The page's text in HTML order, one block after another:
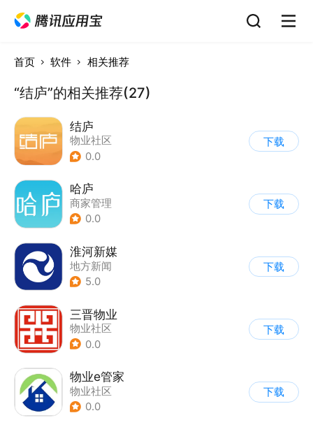
首页 软件 相关推荐
“结庐”的相关推荐(27)
结庐
物业社区
0.0
下载
哈庐
商家管理
0.0
下载
淮河新媒
地方新闻
5.0
下载
三晋物业
物业社区
0.0
下载
物业e管家
物业社区
0.0
下载